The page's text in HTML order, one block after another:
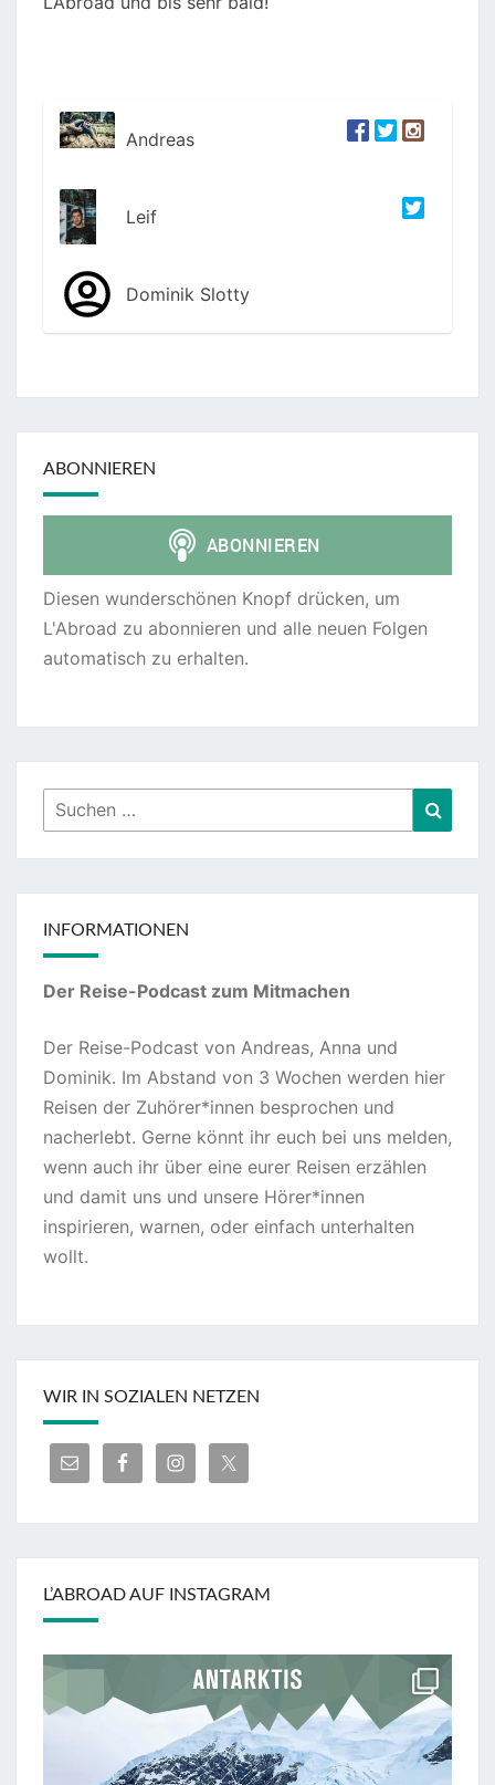
Andreas
Leif
Dominik Slotty
ABONNIEREN
Diesen wunderschönen Knopf drücken, um
L'Abroad zu abonnieren und alle neuen Folgen
automatisch zu erhalten.
Suchen
nach:
INFORMATIONEN
Der Reise-Podcast zum Mitmachen
Der Reise-Podcast von Andreas, Anna und
Dominik. Im Abstand von 3 Wochen werden hier
Reisen der Zuhörer*innen besprochen und
nacherlebt. Gerne könnt ihr euch bei uns melden,
wenn auch ihr über eine eurer Reisen erzählen
und damit uns und unsere Hörer*innen
inspirieren, warnen, oder einfach unterhalten
wollt.
WIR IN SOZIALEN NETZEN
L’ABROAD AUF INSTAGRAM